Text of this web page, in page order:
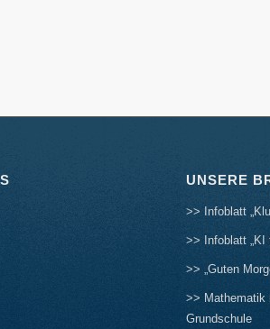
UNSERE
>> Infoblatt
>> Infoblatt „KI
>> „Guten
>> Mathematik
Grundschule